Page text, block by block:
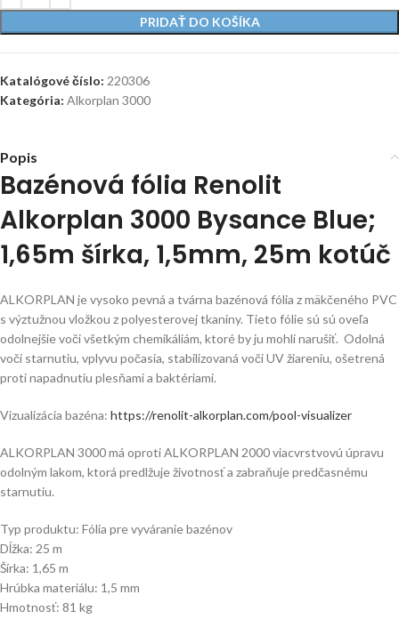
PRIDAŤ DO KOŠÍKA
Katalógové číslo: 220306
Kategória: Alkorplan 3000
Popis
Bazénová fólia Renolit
Alkorplan 3000 Bysance Blue;
1,65m šírka, 1,5mm, 25m kotúč
ALKORPLAN je vysoko pevná a tvárna bazénová fólia z mäkčeného PVC
s výztužnou vložkou z polyesterovej tkaniny. Tieto fólie sú sú oveľa
odolnejšie voči všetkým chemikáliám, ktoré by ju mohli narušiť. Odolná
voči starnutiu, vplyvu počasia, stabilizovaná voči UV žiareniu, ošetrená
proti napadnutiu plesňami a baktériami.
Vizualizácia bazéna: https://renolit-alkorplan.com/pool-visualizer
ALKORPLAN 3000 má oproti ALKORPLAN 2000 viacvrstvovú úpravu
odolným lakom, ktorá predlžuje životnosť a zabraňuje predčasnému
starnutiu.
Typ produktu: Fólia pre vyváranie bazénov
Dĺžka: 25 m
Šírka: 1,65 m
Hrúbka materiálu: 1,5 mm
Hmotnosť: 81 kg